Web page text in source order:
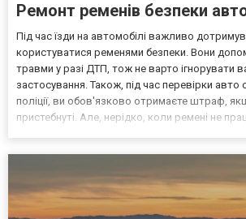
Ремонт ременів безпеки
Під час їзди на автомобілі важливо
користуватися ременями безпеки. Вони
травми у разі ДТП, тож не варто ігнорувати
застосування. Також, під час перевірки авто
поліції, ви обов'язково отримаєте штраф,
пристебнуті. Але, нерідко, коли ремені не